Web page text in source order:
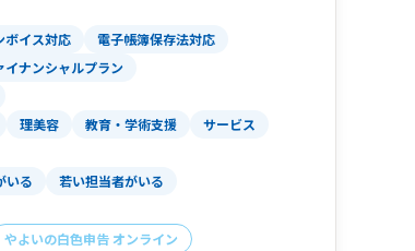
ボイス対応
電子帳簿保存法対応
イナンシャルプラン
理美容 教育・学術支援
サービス
いる
若い担当者がいる
やよいの白色申告 オンライン